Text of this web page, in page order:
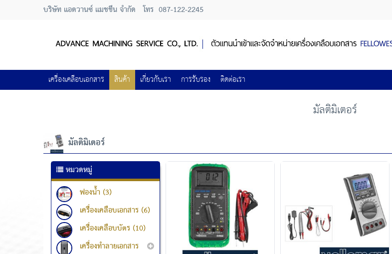
บริษัท แอดวานซ์ แมชชีน จำกัด โทร 087-122-2245
เครื่องเคลือบเอกสาร สินค้า เกี่ยวกับเรา การรับรอง ติดต่อเรา
มัลติมิเตอร์
มัลติมิเตอร์
หมวดหมู่
ฟองน้ำ (3)
เครื่องเคลือบเอกสาร (6)
เครื่องเคลือบบัตร (10)
เครื่องทำลายเอกสาร